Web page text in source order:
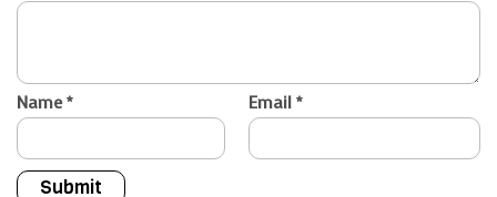
Name* Email *